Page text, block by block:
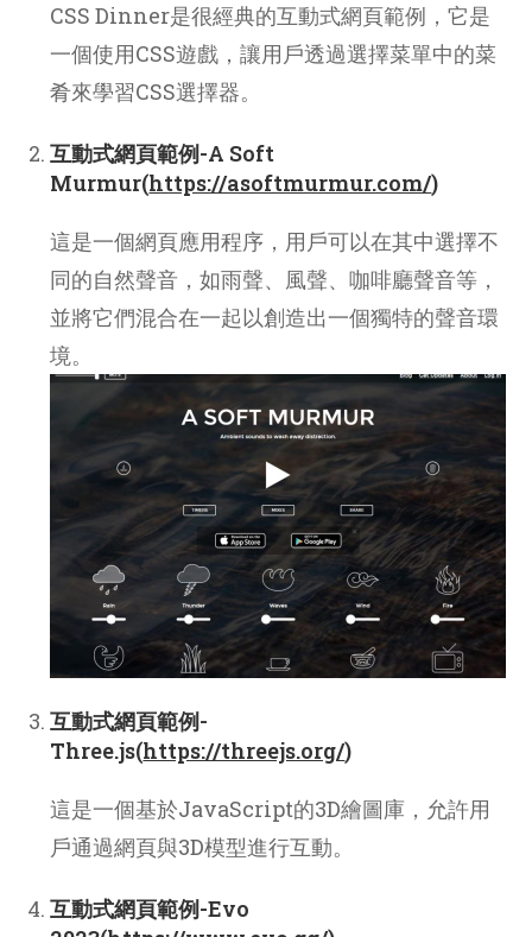
CSS Dinner是很經典的互動式網頁範例，它是
一個使用CSS遊戲，讓用戶透過選擇菜單中的菜
肴來學習CSS選擇器。
互動式網頁範例-A Soft
Murmur(https://asoftmurmur.com/)
這是一個網頁應用程序，用戶可以在其中選擇不
同的自然聲音，如雨聲、風聲、咖啡廳聲音等，
並將它們混合在一起以創造出一個獨特的聲音環
境。
互動式網頁範例-
Three.js(https://threejs.org/)
這是一個基於JavaScript的3D繪圖庫，允許用
戶通過網頁與3D模型進行互動。
互動式網頁範例-Evo